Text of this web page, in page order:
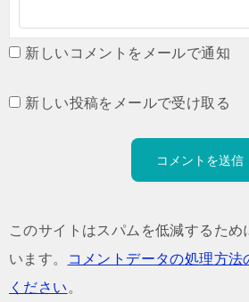
新しいコメントをメールで通知
新しい投稿をメールで受け取る
このサイトはスパムを低減するた
います。
コメントデータの処理方
ください。